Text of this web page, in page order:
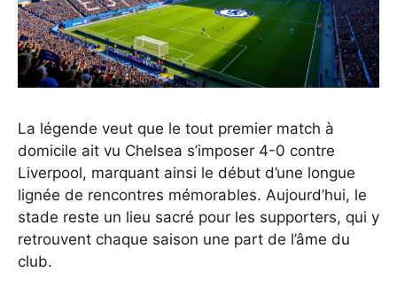
La légende veut que le tout premier match à
domicile ait vu Chelsea s’imposer 4-0 contre
Liverpool, marquant ainsi le début d’une longue
lignée de rencontres mémorables. Aujourd’hui, le
stade reste un lieu sacré pour les supporters, qui y
retrouvent chaque saison une part de l’âme du
club.